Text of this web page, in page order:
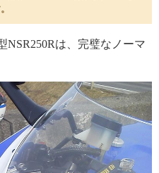
NSR250Rは、完璧なノーマ